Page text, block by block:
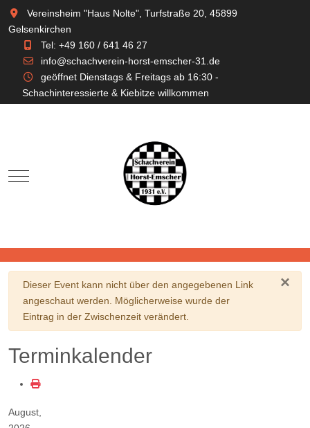
Vereinsheim "Haus Nolte", Turfstraße 20, 45899
Gelsenkirchen
Tel: +49 160 / 641 46 27
info@schachverein-horst-emscher-31.de
geöffnet Dienstags & Freitags ab 16:30 -
Schachinteressierte & Kiebitze willkommen
Mobile Menu Toggle
×
Warnung
Dieser Event kann nicht über den angegebenen Link
angeschaut werden. Möglicherweise wurde der
Eintrag in der Zwischenzeit verändert.
Terminkalender
August,